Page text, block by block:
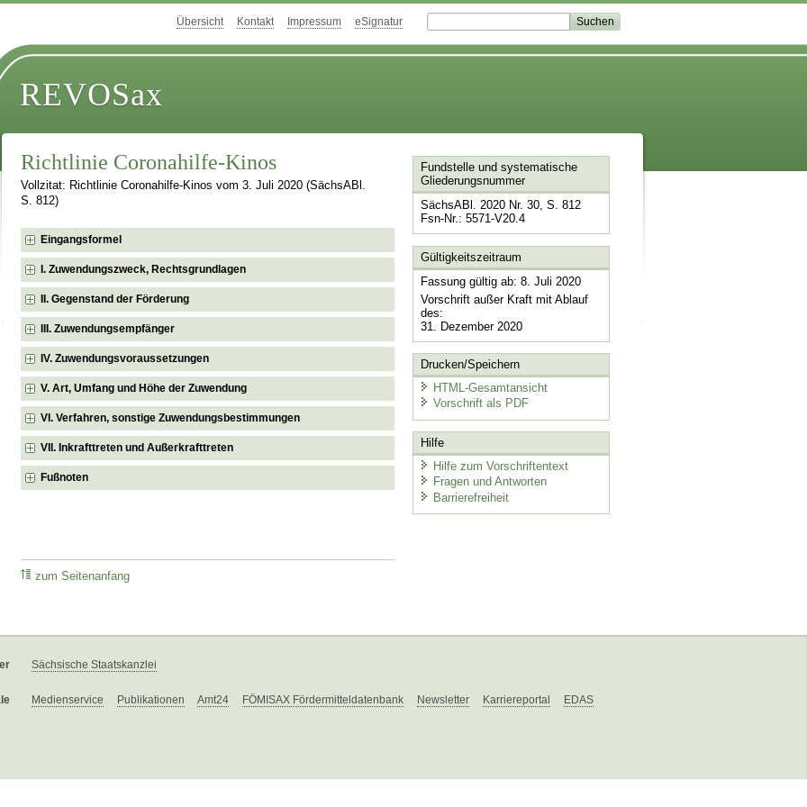
Übersicht Kontakt Impressum eSignatur
REVOSax
Richtlinie Coronahilfe-Kinos
Vollzitat: Richtlinie Coronahilfe-Kinos vom 3. Juli 2020 (SächsABl.
S. 812)
Eingangsformel
I. Zuwendungszweck, Rechtsgrundlagen
II. Gegenstand der Förderung
III. Zuwendungsempfänger
IV. Zuwendungsvoraussetzungen
V. Art, Umfang und Höhe der Zuwendung
VI. Verfahren, sonstige Zuwendungsbestimmungen
VII. Inkrafttreten und Außerkrafttreten
Fußnoten
zum Seitenanfang
Fundstelle und systematische
Gliederungsnummer
SächsABl. 2020 Nr. 30, S. 812
Fsn-Nr.: 5571-V20.4
Gültigkeitszeitraum
Fassung gültig ab: 8. Juli 2020
Vorschrift außer Kraft mit Ablauf
des:
31. Dezember 2020
Drucken/Speichern
HTML-Gesamtansicht
Vorschrift als PDF
Hilfe
Hilfe zum Vorschriftentext
Fragen und Antworten
Barrierefreiheit
Sächsische Staatskanzlei
Medienservice Publikationen Amt24 FÖMISAX Fördermitteldatenbank Newsletter Karriereportal EDAS